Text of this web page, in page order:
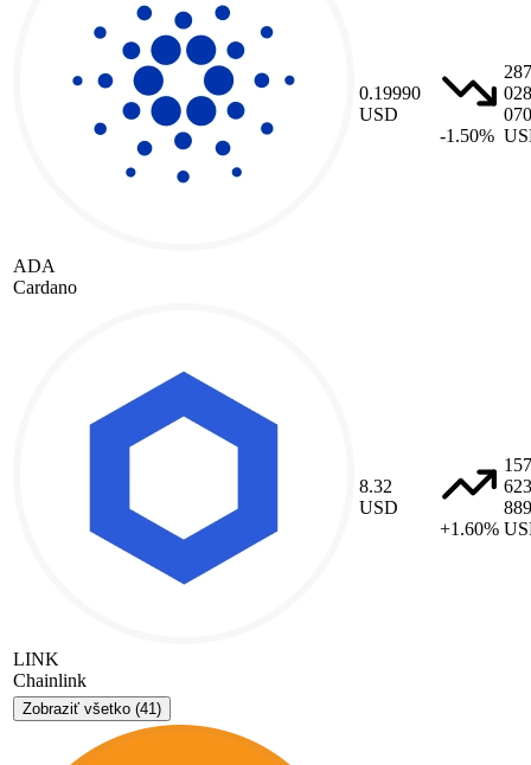
ADA
Cardano
0.19990
USD
-1.50%
287
028
070
LINK
Chainlink
8.32
USD
+1.60%
157
623
889
Zobraziť všetko (41)